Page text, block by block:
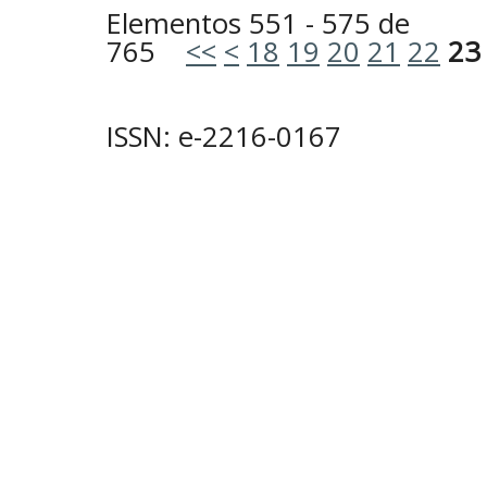
Elementos 551 - 575 de
765 << < 18 19 20 21 22 23
ISSN: e-2216-0167